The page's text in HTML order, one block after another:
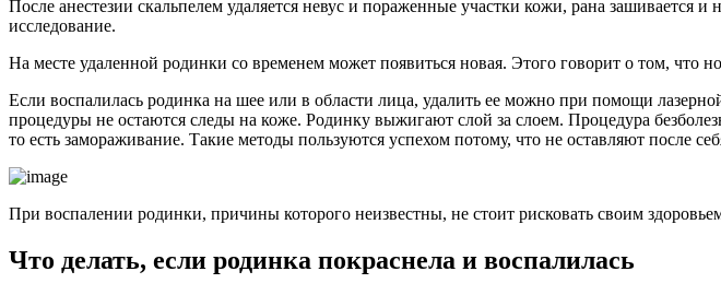
После анестезии скальпелем удаляется невус и пораженные участки кожи, рана зашивается и
исследование.
На месте удаленной родинки со временем может появиться новая. Этого говорит о том, что
Если воспалилась родинка на шее или в области лица, удалить ее можно при помощи
процедуры не остаются следы на коже. Родинку выжигают слой за слоем. Процедура
то есть замораживание. Такие методы пользуются успехом потому, что не оставляют после
При воспалении родинки, причины которого неизвестны, не стоит рисковать своим
Что делать, если родинка покраснела и воспалилась